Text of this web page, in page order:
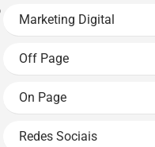
Marketing Digital
Off Page
On Page
Redes Sociais